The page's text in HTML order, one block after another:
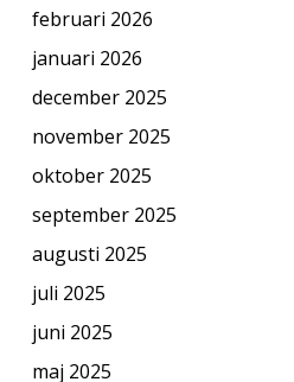
februari 2026
januari 2026
december 2025
november 2025
oktober 2025
september 2025
augusti 2025
juli 2025
juni 2025
maj 2025